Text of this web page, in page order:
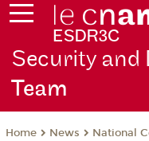
Security and
Team
Home News
National